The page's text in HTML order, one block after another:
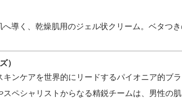
導く、乾燥肌用のジェル状クリーム。ベタつ
）
ンケアを世界的にリードするパイオニア的ブ
ペシャリストからなる精鋭チームは、男性の